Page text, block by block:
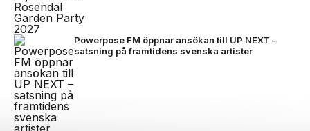
Powerpose FM öppnar ansökan till UP NEXT –
satsning på framtidens svenska artister